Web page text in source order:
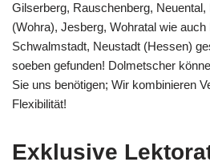
Gilserberg, Rauschenberg,
(Wohra), Jesberg, Wohratal wie auch
Schwalmstadt, Neustadt (Hessen)
soeben gefunden! Dolmetscher
Sie uns benötigen; Wir kombinieren
Flexibilität!
Exklusive